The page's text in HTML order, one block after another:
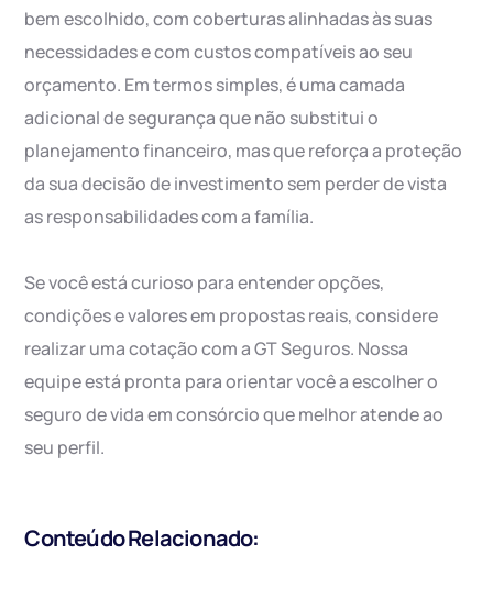
bem escolhido, com coberturas alinhadas às suas
necessidades e com custos compatíveis ao seu
orçamento. Em termos simples, é uma camada
adicional de segurança que não substitui o
planejamento financeiro, mas que reforça a proteção
da sua decisão de investimento sem perder de vista
as responsabilidades com a família.
Se você está curioso para entender opções,
condições e valores em propostas reais, considere
realizar uma cotação com a GT Seguros. Nossa
equipe está pronta para orientar você a escolher o
seguro de vida em consórcio que melhor atende ao
seu perfil.
Conteúdo Relacionado: